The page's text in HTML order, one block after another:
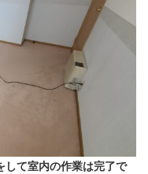
して室内の作業は完了で